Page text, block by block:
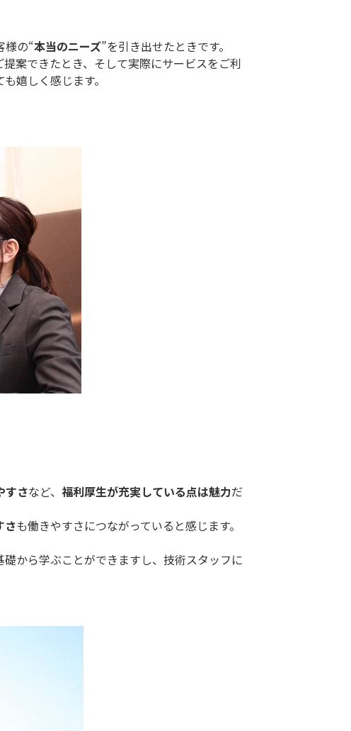
様の“本当のニーズ”を引き出せたときです。
案できたとき、そして実際にサービスをご利
嬉しく感じます。
すさなど、 福利厚生が充実している点は魅力だ
さも働きやすさにつながっていると感じます。
から学ぶことができますし、技術スタッフに